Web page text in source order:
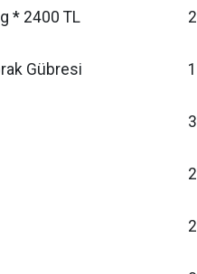
* 2400 TL
Gübresi